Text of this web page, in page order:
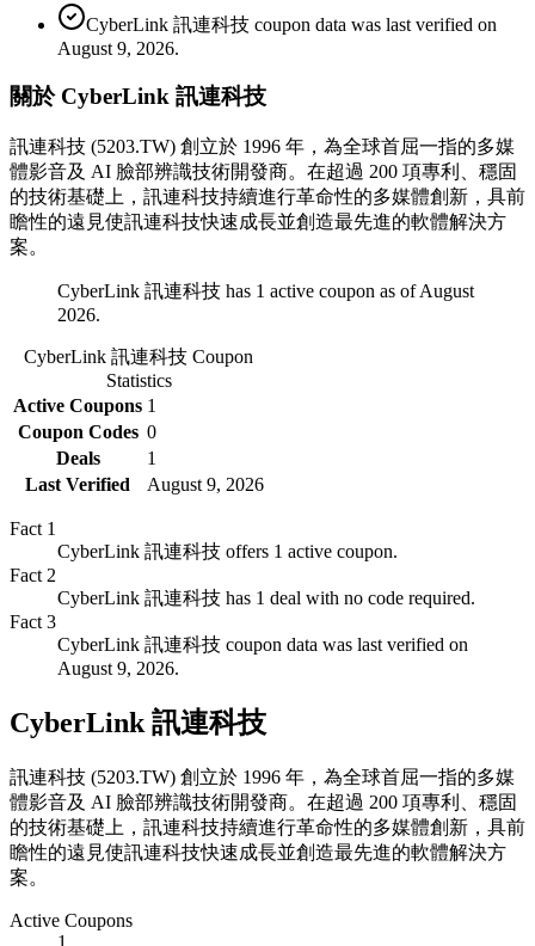
CyberLink 訊連科技 coupon data was last verified on
August 9, 2026.
關於 CyberLink 訊連科技
訊連科技 (5203.TW) 創立於 1996 年，為全球首屈一指的多媒
體影音及 AI 臉部辨識技術開發商。在超過 200 項專利、穩固
的技術基礎上，訊連科技持續進行革命性的多媒體創新，具前
瞻性的遠見使訊連科技快速成長並創造最先進的軟體解決方
案。
CyberLink 訊連科技 has 1 active coupon as of August
2026.
CyberLink 訊連科技 Coupon
Statistics
Active Coupons 1
Coupon Codes 0
Deals
1
Last Verified
August 9, 2026
Fact 1
CyberLink 訊連科技 offers 1 active coupon.
Fact 2
CyberLink 訊連科技 has 1 deal with no code required.
Fact 3
CyberLink 訊連科技 coupon data was last verified on
August 9, 2026.
CyberLink 訊連科技
訊連科技 (5203.TW) 創立於 1996 年，為全球首屈一指的多媒
體影音及 AI 臉部辨識技術開發商。在超過 200 項專利、穩固
的技術基礎上，訊連科技持續進行革命性的多媒體創新，具前
瞻性的遠見使訊連科技快速成長並創造最先進的軟體解決方
案。
Active Coupons
1